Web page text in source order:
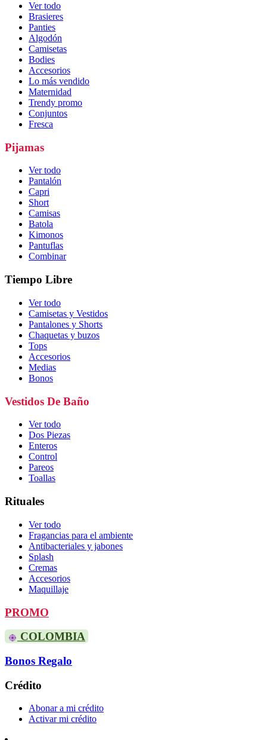
Ver todo
Brasieres
Panties
Algodón
Camisetas
Bodies
Accesorios
Lo más vendido
Maternidad
Trendy promo
Conjuntos
Fresca
Pijamas
Ver todo
Pantalón
Capri
Short
Camisas
Batola
Kimonos
Pantuflas
Combinar
Tiempo Libre
Ver todo
Camisetas y Vestidos
Pantalones y Shorts
Chaquetas y buzos
Tops
Accesorios
Medias
Bonos
Vestidos De Baño
Ver todo
Dos Piezas
Enteros
Control
Pareos
Toallas
Rituales
Ver todo
Fragancias para el ambiente
Antibacteriales y jabones
Splash
Cremas
Accesorios
Maquillaje
PROMO
COLOMBIA
Bonos Regalo
Crédito
Abonar a mi crédito
Activar mi crédito